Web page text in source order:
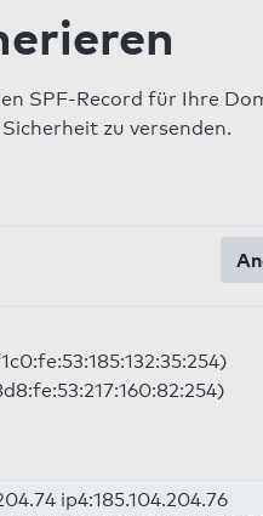
SPF-Record für Ihre
zu versenden.
ip4:185.104.204.76